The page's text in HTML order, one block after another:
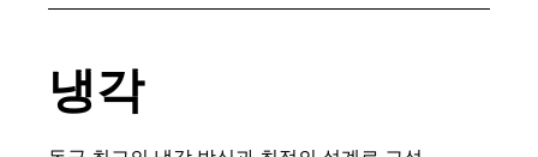
냉각